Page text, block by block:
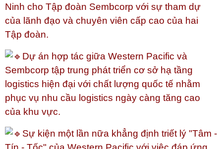
Ninh cho Tập đoàn Sembcorp với sự tham dự
của lãnh đạo và chuyên viên cấp cao của hai
Tập đoàn.
Dự án hợp tác giữa Western Pacific và
Sembcorp tập trung phát triển cơ sở hạ tầng
logistics hiện đại với chất lượng quốc tế nhằm
phục vụ nhu cầu logistics ngày càng tăng cao
của khu vực.
Sự kiện một lần nữa khẳng định triết lý "Tâm -